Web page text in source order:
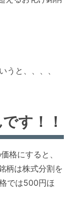
うと、、、、
す！！
格にすると、
柄は株式分割を
では500円ほ